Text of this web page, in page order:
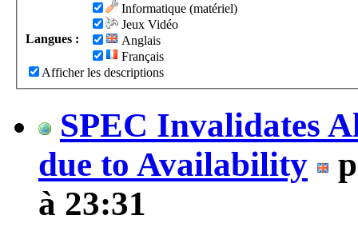
Informatique (matériel)
Jeux Vidéo
Langues :
Anglais
Français
Afficher les descriptions
SPEC Invalidates
due to Availability
à 23:31